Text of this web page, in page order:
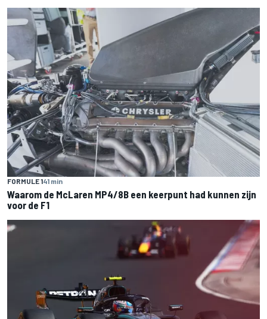
FORMULE 141 min
Waarom de McLaren MP4/8B een keerpunt had kunnen zijn
voor de F1